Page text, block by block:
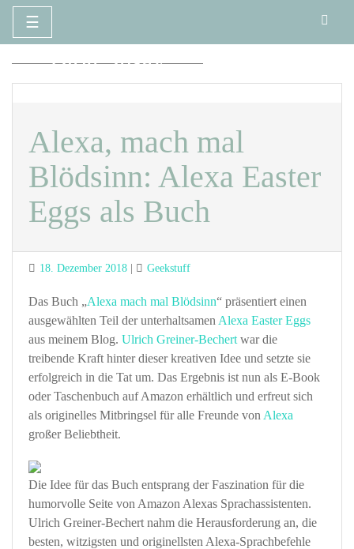
☰
Blog Susay
Alexa, mach mal
Blödsinn: Alexa Easter
Eggs als Buch
Posted
18. Dezember 2018 Categories
Geekstuff
Das Buch „Alexa mach mal Blödsinn“ präsentiert einen
ausgewählten Teil der unterhaltsamen Alexa Easter Eggs
aus meinem Blog. Ulrich Greiner-Bechert war die
treibende Kraft hinter dieser kreativen Idee und setzte sie
erfolgreich in die Tat um. Das Ergebnis ist nun als E-Book
oder Taschenbuch auf Amazon erhältlich und erfreut sich
als originelles Mitbringsel für alle Freunde von Alexa
großer Beliebtheit.
Die Idee für das Buch entsprang der Faszination für die
humorvolle Seite von Amazon Alexas Sprachassistenten.
Ulrich Greiner-Bechert nahm die Herausforderung an, die
besten, witzigsten und originellsten Alexa-Sprachbefehle